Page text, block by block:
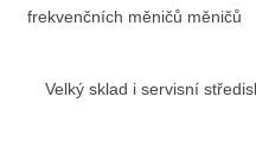
frekvenčních měničů měničů
Velký sklad i servisní